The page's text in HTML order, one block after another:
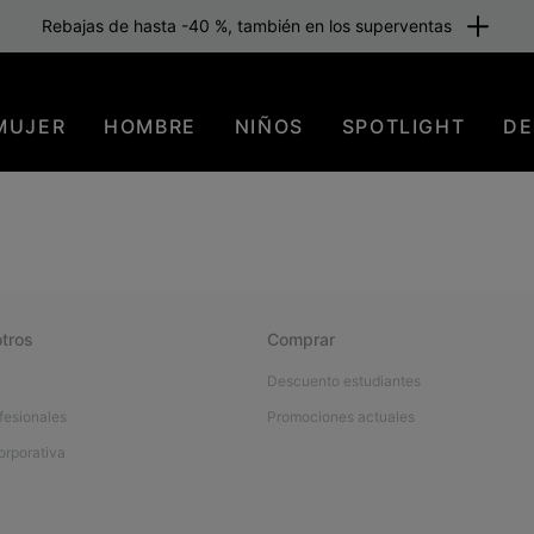
Rebajas de hasta -40 %, también en los superventas
HOMBRE NIÑOS SPOTLIGHT
Comprar
Descuento estudiantes
Promociones actuales